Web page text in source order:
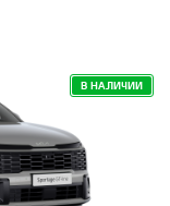
В НАЛИЧИИ